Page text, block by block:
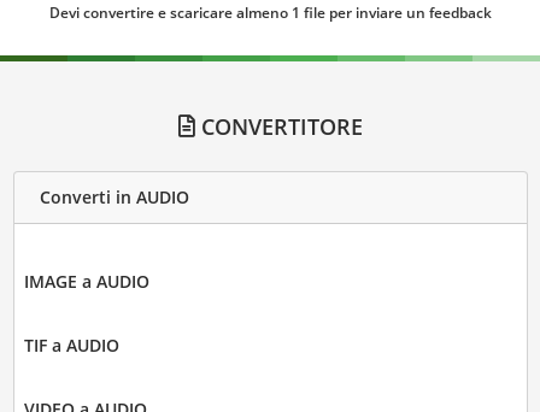
Devi convertire e scaricare almeno 1 file per inviare un feedback
CONVERTITORE
Converti in AUDIO
IMAGE a AUDIO
TIF a AUDIO